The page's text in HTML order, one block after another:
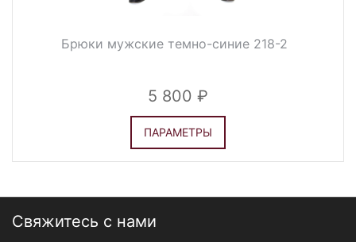
Брюки мужские темно-синие 218-2
5 800
ПАРАМЕТРЫ
Свяжитесь с нами